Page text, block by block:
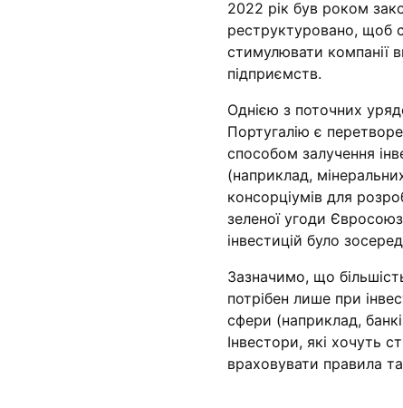
2022 рік був роком
реструктуровано, щоб
стимулювати компанії
підприємств.
Однією з поточних
Португалію є
способом залучення
(наприклад,
консорціумів для
зеленої угоди
інвестицій було
Зазначимо, що
потрібен лише при
сфери (наприклад,
Інвестори, які хочуть
враховувати правила